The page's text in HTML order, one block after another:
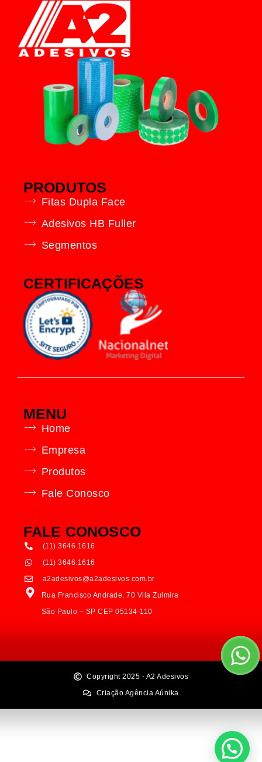
PRODUTOS
Fitas Dupla Face
Adesivos HB Fuller
Segmentos
CERTIFICAÇÕES
MENU
Home
Empresa
Produtos
Fale Conosco
FALE CONOSCO
(11) 3646.1616
(11) 3646.1616
a2adesivos@a2adesivos.com.br
Rua Francisco Andrade, 70 Vila Zulmira
São Paulo – SP CEP 05134-110
Copyright 2025 - A2 Adesivos
Criação Agência Aúnika